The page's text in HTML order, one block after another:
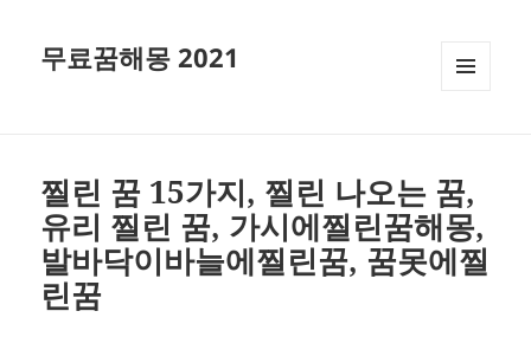
무료꿈해몽 2021
찔린 꿈 15가지, 찔린 나오는 꿈,
유리 찔린 꿈, 가시에찔린꿈해몽,
발바닥이바늘에찔린꿈, 꿈못에찔
린꿈